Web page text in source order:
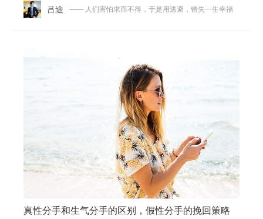
吕途 —— 人们害怕求而不得，于是用逃避，错失一生幸福
真性分手和生气分手的区别，假性分手的挽回策略